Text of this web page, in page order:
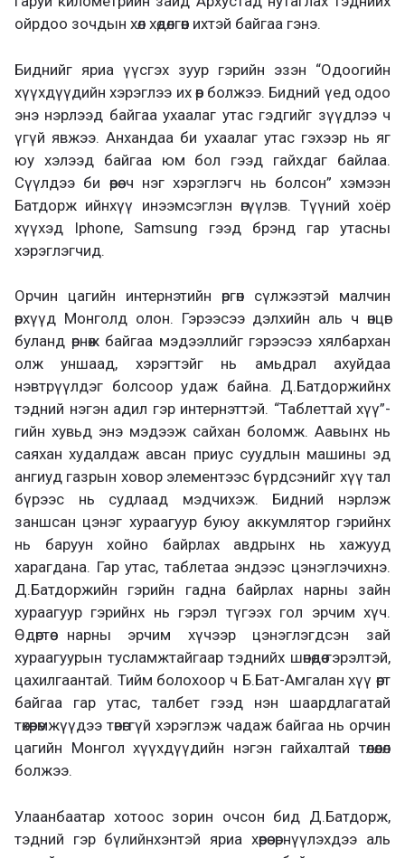
ойрдоо зочдын хөл хөдөлгөөн ихтэй байгаа гэнэ.
Биднийг яриа үүсгэх зуур гэрийн эзэн “Одоогийн
хүүхдүүдийн хэрэглээ их өөр болжээ. Бидний үед одоо
энэ нэрлээд байгаа ухаалаг утас гэдгийг зүүдлээ ч
үгүй явжээ. Анхандаа би ухаалаг утас гэхээр нь яг
юу хэлээд байгаа юм бол гээд гайхдаг байлаа.
Сүүлдээ би өөрөө ч нэг хэрэглэгч нь болсон” хэмээн
Батдорж ийнхүү инээмсэглэн өгүүлэв. Түүний хоёр
хүүхэд Iphone, Samsung гээд брэнд гар утасны
хэрэглэгчид.
Орчин цагийн интернэтийн өргөн сүлжээтэй малчин
өрхүүд Монголд олон. Гэрээсээ дэлхийн аль ч өнцөг
буланд өрнөж байгаа мэдээллийг гэрээсээ хялбархан
олж уншаад, хэрэгтэйг нь амьдрал ахуйдаа
нэвтрүүлдэг болсоор удаж байна. Д.Батдоржийнх
тэдний нэгэн адил гэр интернэттэй. “Таблеттай хүү”-
гийн хувьд энэ мэдээж сайхан боломж. Аавынх нь
саяхан худалдаж авсан приус суудлын машины эд
ангиуд газрын ховор элементээс бүрдсэнийг хүү тал
бүрээс нь судлаад мэдчихэж. Бидний нэрлэж
заншсан цэнэг хураагуур буюу аккумлятор гэрийнх
нь баруун хойно байрлах авдрынх нь хажууд
харагдана. Гар утас, таблетаа эндээс цэнэглэчихнэ.
Д.Батдоржийн гэрийн гадна байрлах нарны зайн
хураагуур гэрийнх нь гэрэл түгээх гол эрчим хүч.
Өдөртөө нарны эрчим хүчээр цэнэглэгдсэн зай
хураагуурын тусламжтайгаар тэднийх шөнөдөө гэрэлтэй,
цахилгаантай. Тийм болохоор ч Б.Бат-Амгалан хүү өөрт
байгаа гар утас, талбет гээд нэн шаардлагатай
төхөөрөмжүүдээ төвөггүй хэрэглэж чадаж байгаа нь орчин
цагийн Монгол хүүхдүүдийн нэгэн гайхалтай төлөөлөл
болжээ.
Улаанбаатар хотоос зорин очсон бид Д.Батдорж,
тэдний гэр бүлийнхэнтэй яриа хөөрөө өрнүүлэхдээ аль